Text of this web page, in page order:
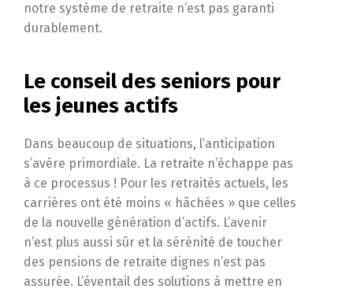
notre système de retraite n’est pas garanti
durablement.
Le conseil des seniors pour
les jeunes actifs
Dans beaucoup de situations, l’anticipation
s’avère primordiale. La retraite n’échappe pas
à ce processus ! Pour les retraités actuels, les
carrières ont été moins « hâchées » que celles
de la nouvelle génération d’actifs. L’avenir
n’est plus aussi sûr et la sérénité de toucher
des pensions de retraite dignes n’est pas
assurée. L’éventail des solutions à mettre en